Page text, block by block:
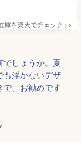
庫を楽天でチェック >>
しょうか。夏
も浮かないデザ
で、お勧めです